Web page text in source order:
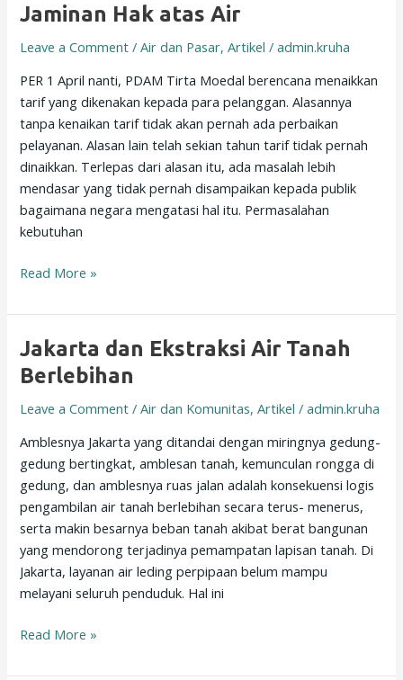
Jaminan Hak atas Air
Leave a Comment /Air dan Pasar,Artikel /admin.kruha
PER 1 April nanti, PDAM Tirta Moedal berencana menaikkan
tarif yang dikenakan kepada para pelanggan. Alasannya
tanpa kenaikan tarif tidak akan pernah ada perbaikan
pelayanan. Alasan lain telah sekian tahun tarif tidak pernah
dinaikkan. Terlepas dari alasan itu, ada masalah lebih
mendasar yang tidak pernah disampaikan kepada publik
bagaimana negara mengatasi hal itu. Permasalahan
kebutuhan
Jaminan
atas
Air
Read More »
Jakarta dan Ekstraksi Air Tanah
Berlebihan
Leave a Comment /Air dan Komunitas,Artikel /admin.kruha
Amblesnya Jakarta yang ditandai dengan miringnya gedung-
gedung bertingkat, amblesan tanah, kemunculan rongga di
gedung, dan amblesnya ruas jalan adalah konsekuensi logis
pengambilan air tanah berlebihan secara terus- menerus,
serta makin besarnya beban tanah akibat berat bangunan
yang mendorong terjadinya pemampatan lapisan tanah. Di
Jakarta, layanan air leding perpipaan belum mampu
melayani seluruh penduduk. Hal ini
Jakarta
dan
Ekstraksi
Air
Berlebihan
Read More »